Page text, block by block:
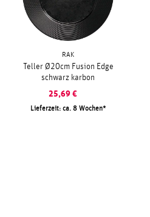
RAK
Teller Ø20cm Fusion Edge
schwarz karbon
25,69 €
Lieferzeit: ca. 8 Wochen